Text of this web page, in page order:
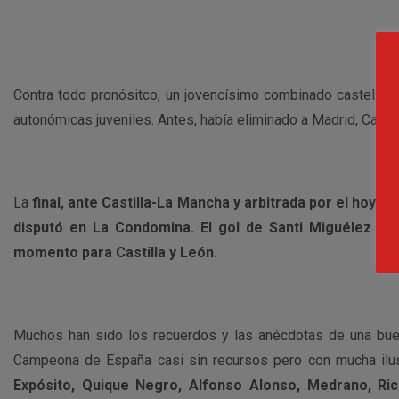
Contra todo pronósitco, un jovencísimo combinado
autonómicas juveniles. Antes, había eliminado a Madrid,
Lafinal, ante Castilla-La Mancha y arbitrada por el hoy
disputó en La Condomina. El gol de Santi Miguélez
momento para Castilla y León.
Muchos han sido los recuerdos y las anécdotas de una
Campeona de España casi sin recursos pero con mucha
Expósito, Quique Negro, Alfonso Alonso, Medrano,